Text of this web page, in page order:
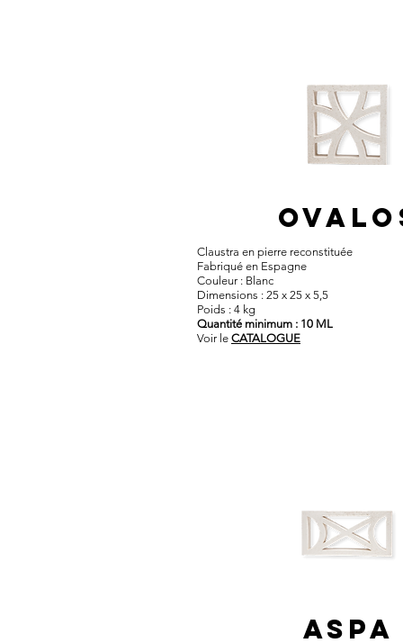
Claustra en pierre reconstituée​
Fabriqué en Espagne
Couleur : Blanc
Dimensions : 25 x 25 x 5,5
Poids : 4 kg
Quantité minimum : 10 ML
Voir le CATALOGUE
ASPA